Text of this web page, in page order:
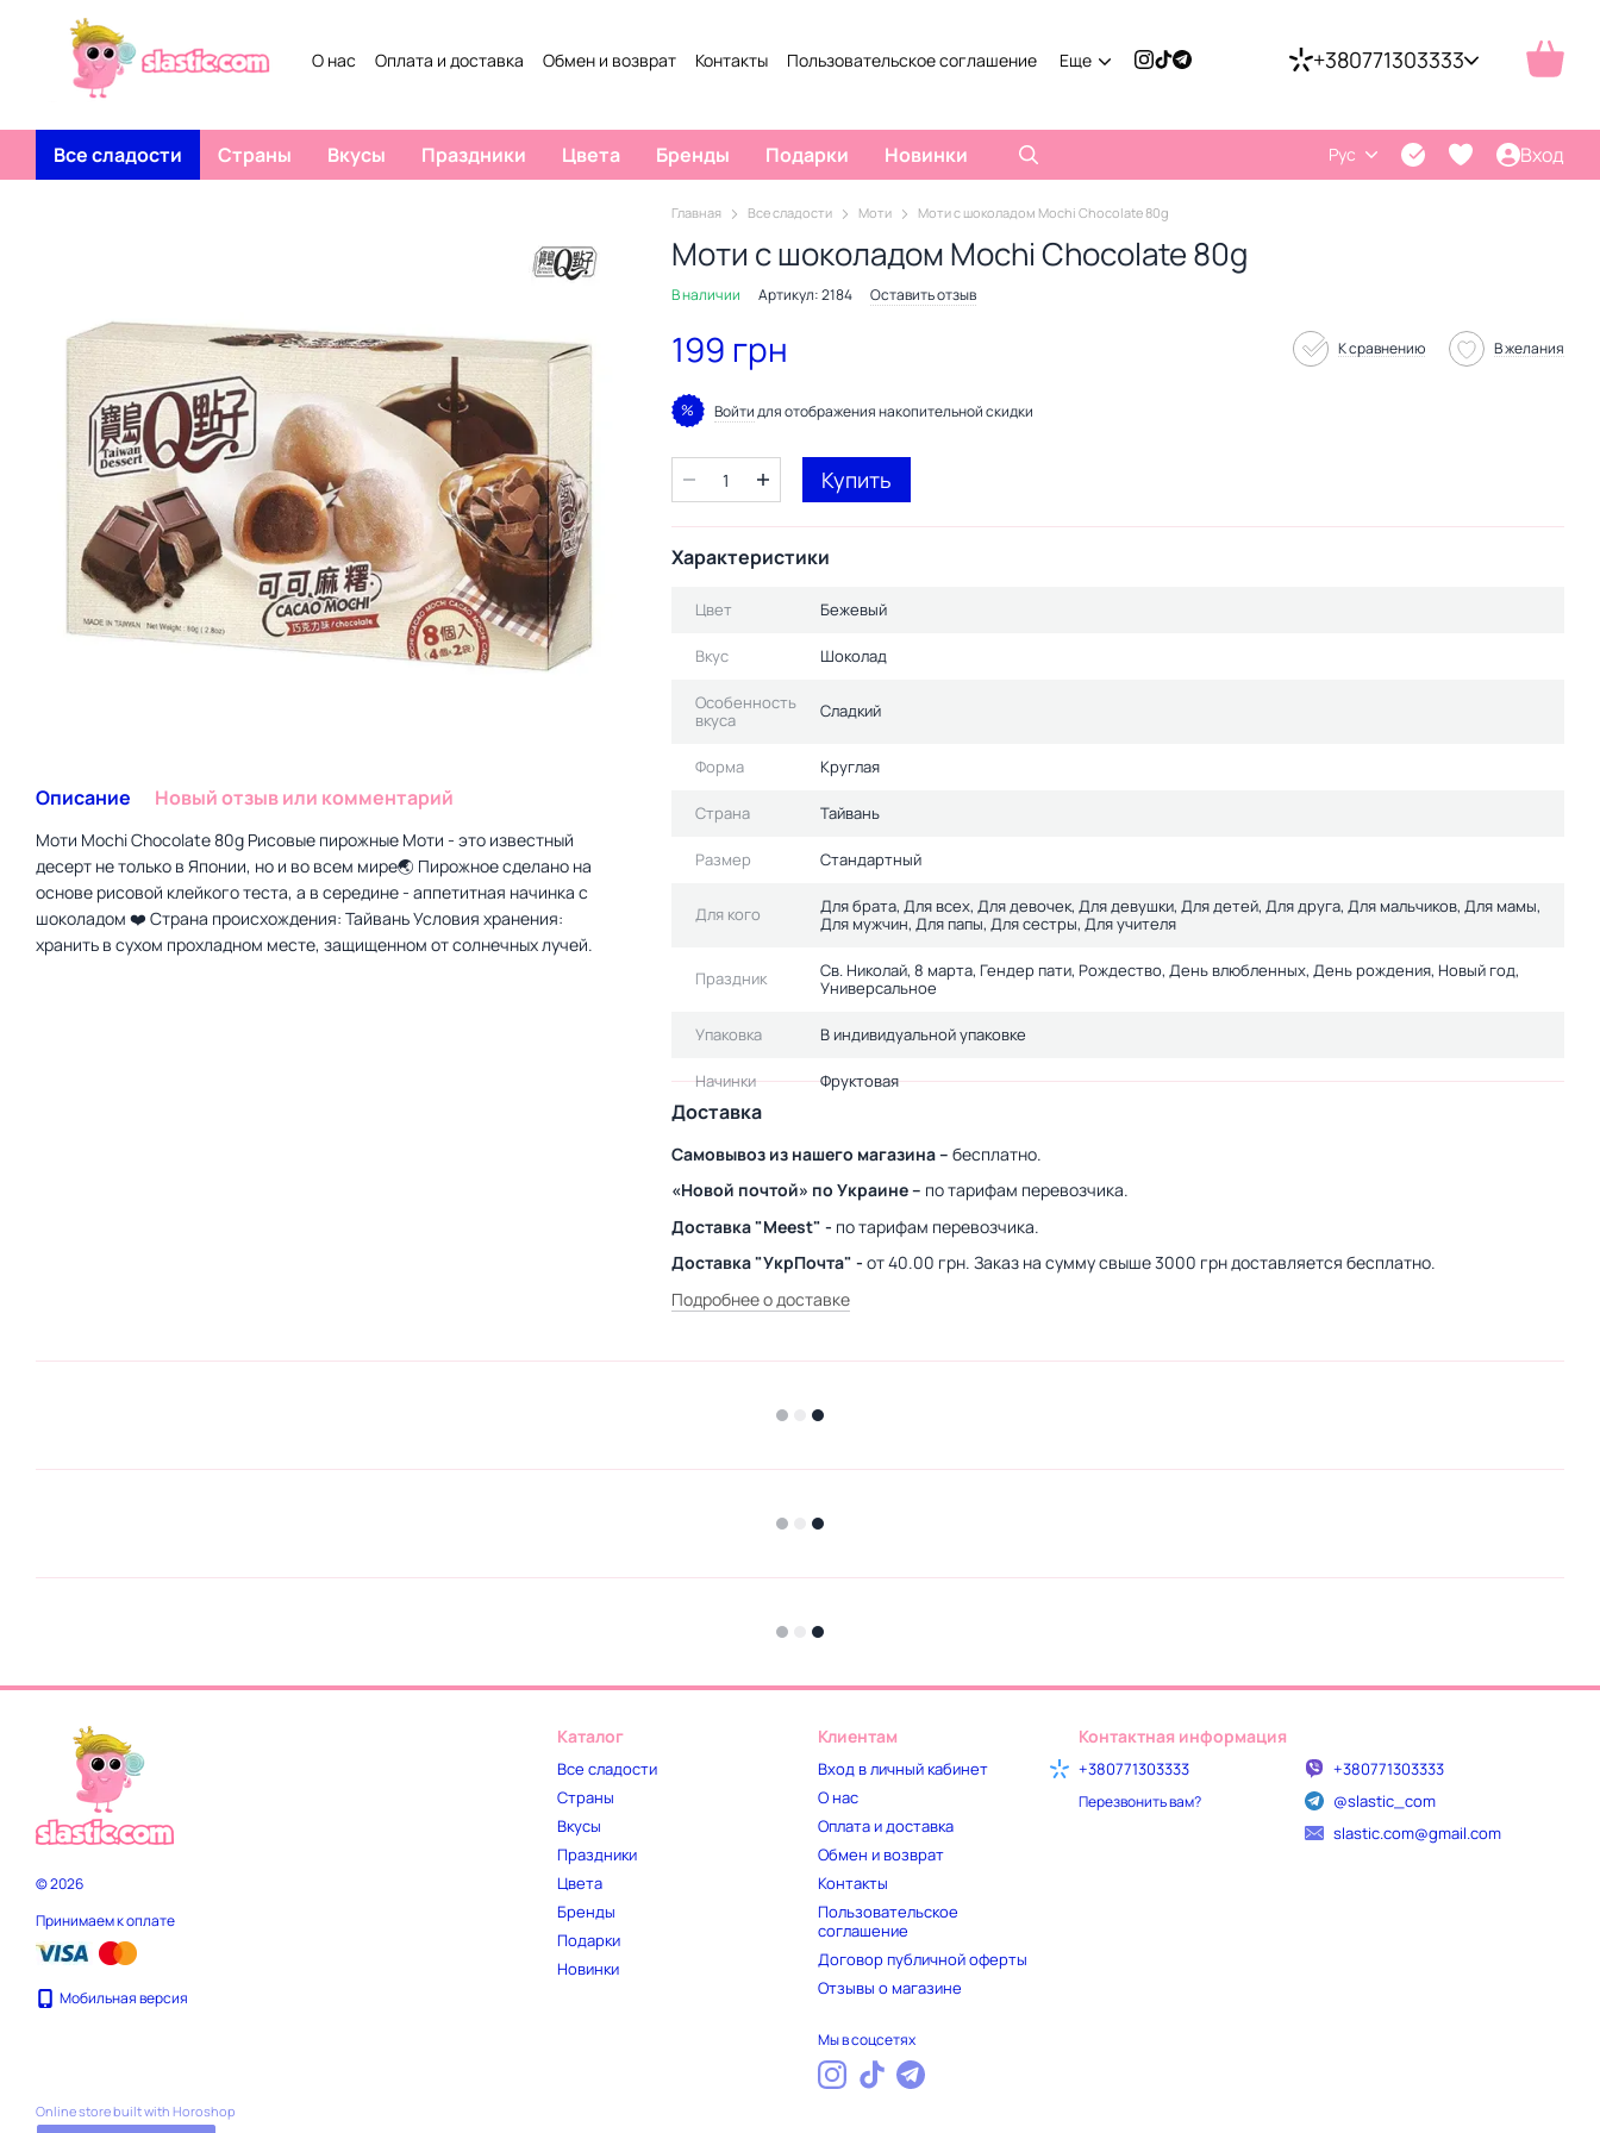
Перейти к основному контенту
О нас
Оплата и доставка Обмен и возврат Контакты Пользовательское соглашение Еще +380771303333
Все сладости Страны Вкусы Праздники Цвета Бренды Подарки Новинки Рус Вход
Описание Новый отзыв или комментарий
Моти Mochi Chocolate 80g Рисовые пирожные Моти - это известный
десерт не только в Японии, но и во всем мире🌏 Пирожное сделано на
основе рисовой клейкого теста, а в середине - аппетитная начинка с
шоколадом ❤️ Страна происхождения: Тайвань Условия хранения:
хранить в сухом прохладном месте, защищенном от солнечных лучей.
Главная Все сладости Моти Моти с шоколадом Mochi Chocolate 80g
Моти с шоколадом Mochi Chocolate 80g
В наличии Артикул: 2184 Оставить отзыв
199 грн К сравнению В желания
% Войтидля отображения накопительной скидки
Купить
Характеристики
Цвет Бежевый
Вкус Шоколад
Особенность
вкуса
Сладкий
Форма Круглая
Страна Тайвань
Размер Стандартный
Для кого
Для брата, Для всех, Для девочек, Для девушки, Для детей, Для друга, Для мальчиков, Для мамы,
Для мужчин, Для папы, Для сестры, Для учителя
Праздник
Св. Николай, 8 марта, Гендер пати, Рождество, День влюбленных, День рождения, Новый год,
Универсальное
Упаковка В индивидуальной упаковке
Начинки Фруктовая
Доставка
Самовывоз из нашего магазина – бесплатно.
«Новой почтой» по Украине – по тарифам перевозчика.
Доставка "Meest" - по тарифам перевозчика.
Доставка "УкрПочта" - от 40.00 грн. Заказ на сумму свыше 3000 грн доставляется бесплатно.
Подробнее о доставке
© 2026
Принимаем к оплате
Мобильная версия
Online store built with Horoshop
Каталог
Все сладости
Страны
Вкусы
Праздники
Цвета
Бренды
Подарки
Новинки
Клиентам
Вход в личный кабинет
О нас
Оплата и доставка
Обмен и возврат
Контакты
Пользовательское
соглашение
Договор публичной оферты
Отзывы о магазине
Мы в соцсетях
Контактная информация
+380771303333
Перезвонить вам?
+380771303333
@slastic_com
slastic.com@gmail.com